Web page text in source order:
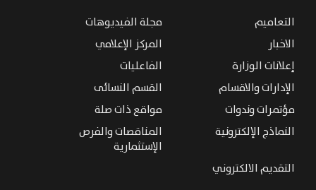
التعاميم
مجلة الفيديوهات
الاخبار
المركز الإعلامي
إعلانات الوزارة
الفاعليات
الإدارات والاقسام
القسم النسائى
مؤتمرات وندوات
مواقع ذات صلة
النماذج الإلكترونية
المناقصات والفرص
الإستثمارية
التقديم الالكتروني